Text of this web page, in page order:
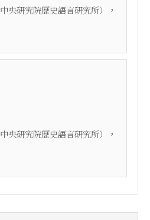
央研究院歷史語言研究所）
，
央研究院歷史語言研究所）
，